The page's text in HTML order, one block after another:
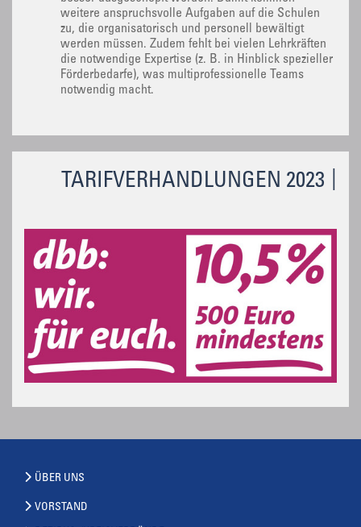
TARIFVERHANDLUNGEN 2023
weitere anspruchsvolle Aufgaben auf die Schulen
zu, die organisatorisch und personell bewältigt
werden müssen. Zudem fehlt bei vielen Lehrkräften
die notwendige Expertise (z. B. in Hinblick spezieller
Förderbedarfe), was multiprofessionelle Teams
notwendig macht.
ÜBER UNS
VORSTAND